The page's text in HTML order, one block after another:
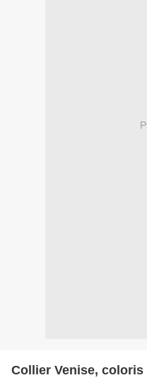
Collier Venise, coloris